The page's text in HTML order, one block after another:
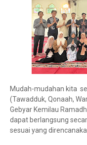
Mudah-mudahan kita
(Tawadduk, Qonaah,
Gebyar Kemilau
dapat berlangsung
sesuai yang